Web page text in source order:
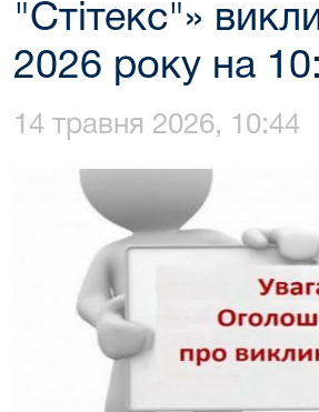
"Стітекс"»
2026 року на
14 травня 2026, 10:44